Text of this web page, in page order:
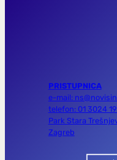
PRISTUPNICA
e-mail:
telefon: 01 3024
Park Stara
Zagreb